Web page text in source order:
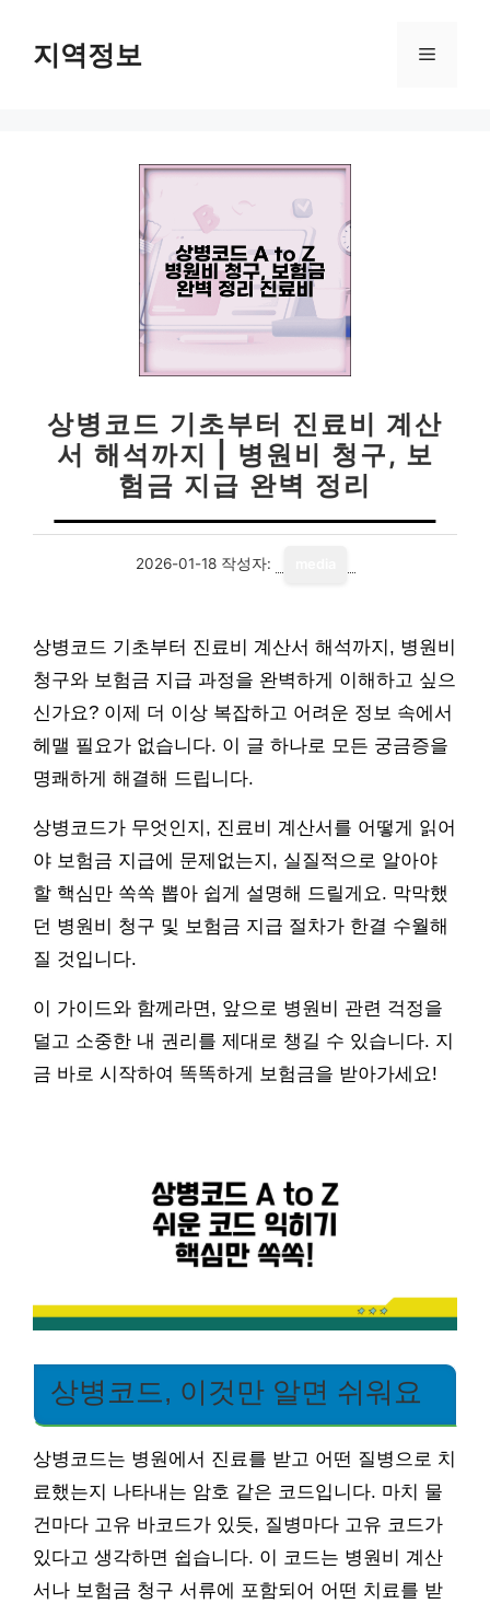
지역정보 메
상병코드 기초부터 진료비 계산
서 해석까지 | 병원비 청구, 보
험금 지급 완벽 정리
2026-01-18 작성자:
상병코드 기초부터 진료비 계산서 해석까지, 병원비
청구와 보험금 지급 과정을 완벽하게 이해하고 싶으
신가요? 이제 더 이상 복잡하고 어려운 정보 속에서
헤맬 필요가 없습니다. 이 글 하나로 모든 궁금증을
명쾌하게 해결해 드립니다.
상병코드가 무엇인지, 진료비 계산서를 어떻게 읽어
야 보험금 지급에 문제없는지, 실질적으로 알아야
할 핵심만 쏙쏙 뽑아 쉽게 설명해 드릴게요. 막막했
던 병원비 청구 및 보험금 지급 절차가 한결 수월해
질 것입니다.
이 가이드와 함께라면, 앞으로 병원비 관련 걱정을
덜고 소중한 내 권리를 제대로 챙길 수 있습니다. 지
금 바로 시작하여 똑똑하게 보험금을 받아가세요!
상병코드, 이것만 알면 쉬워요
상병코드는 병원에서 진료를 받고 어떤 질병으로 치
료했는지 나타내는 암호 같은 코드입니다. 마치 물
건마다 고유 바코드가 있듯, 질병마다 고유 코드가
있다고 생각하면 쉽습니다. 이 코드는 병원비 계산
서나 보험금 청구 서류에 포함되어 어떤 치료를 받